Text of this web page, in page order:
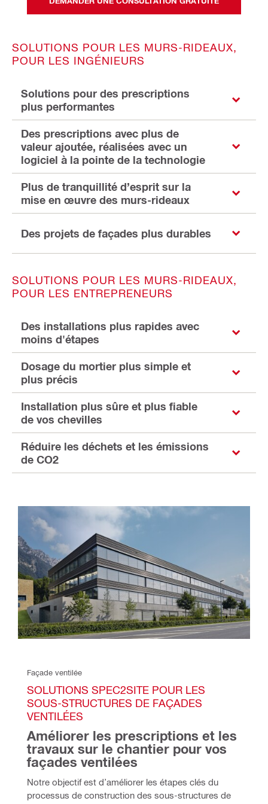
SOLUTIONS POUR LES MURS-RIDEAUX,
POUR LES INGÉNIEURS
Solutions pour des prescriptions
plus performantes
Des prescriptions avec plus de
valeur ajoutée, réalisées avec un
logiciel à la pointe de la technologie
Plus de tranquillité d’esprit sur la
mise en œuvre des murs-rideaux
Des projets de façades plus durables
SOLUTIONS POUR LES MURS-RIDEAUX,
POUR LES ENTREPRENEURS
Des installations plus rapides avec
moins d'étapes
Dosage du mortier plus simple et
plus précis
Installation plus sûre et plus fiable
de vos chevilles
Réduire les déchets et les émissions
de CO2
Façade ventilée
SOLUTIONS SPEC2SITE POUR LES
SOUS-STRUCTURES DE FAÇADES
VENTILÉES
Améliorer les prescriptions et les
travaux sur le chantier pour vos
façades ventilées
Notre objectif est d’améliorer les étapes clés du
processus de construction des sous-structures de